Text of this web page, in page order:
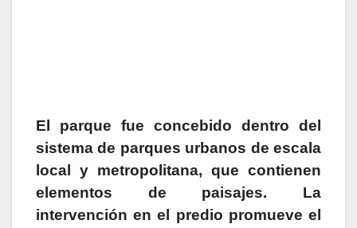
El parque fue concebido dentro del
sistema de parques urbanos de escala
local y metropolitana, que contienen
elementos de paisajes. La
intervención en el predio promueve el